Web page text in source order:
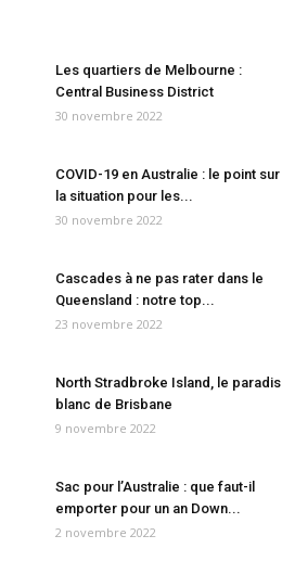
Les quartiers de Melbourne :
Central Business District
30 novembre 2022
COVID-19 en Australie : le point sur
la situation pour les...
30 novembre 2022
Cascades à ne pas rater dans le
Queensland : notre top...
23 novembre 2022
North Stradbroke Island, le paradis
blanc de Brisbane
9 novembre 2022
Sac pour l’Australie : que faut-il
emporter pour un an Down...
2 novembre 2022